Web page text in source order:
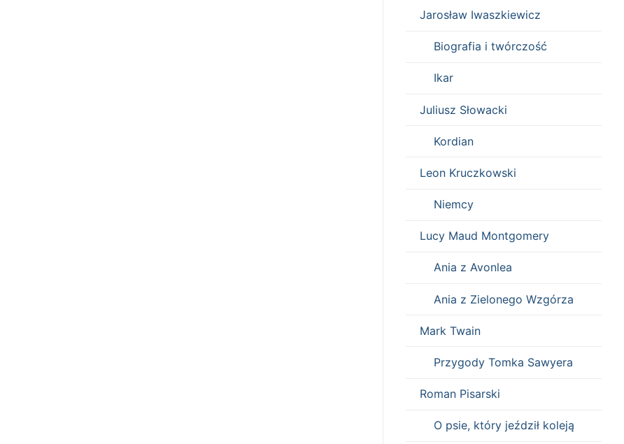
Jarosław Iwaszkiewicz
Biografia i twórczość
Ikar
Juliusz Słowacki
Kordian
Leon Kruczkowski
Niemcy
Lucy Maud Montgomery
Ania z Avonlea
Ania z Zielonego Wzgórza
Mark Twain
Przygody Tomka Sawyera
Roman Pisarski
O psie, który jeździł koleją